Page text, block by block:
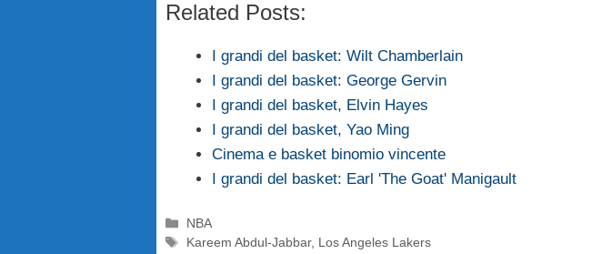
Related Posts:
I grandi del basket: Wilt Chamberlain
I grandi del basket: George Gervin
I grandi del basket, Elvin Hayes
I grandi del basket, Yao Ming
Cinema e basket binomio vincente
I grandi del basket: Earl 'The Goat' Manigault
Categorie
NBA
Tag
Kareem Abdul-Jabbar, Los Angeles Lakers